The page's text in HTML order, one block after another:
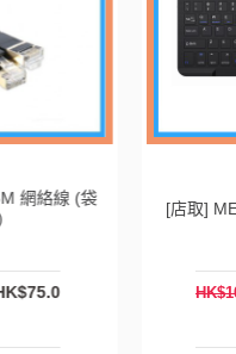
[店取] MEC 藍牙鍵盤 (黑色)
HK$100.0